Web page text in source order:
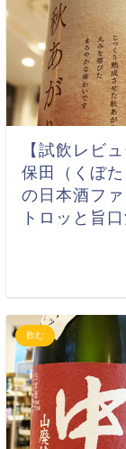
【試飲レビ
保田（くぼ
の日本酒フ
トロッと旨口
飲む